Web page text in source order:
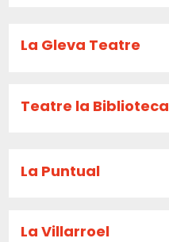
La Gleva Teatre
Teatre la Biblioteca
La Puntual
La Villarroel